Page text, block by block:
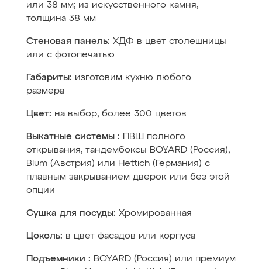
или 38 мм; из искусственного камня,
толщина 38 мм
Стеновая панель: ХДФ в цвет столешницы
или с фотопечатью
Габариты: изготовим кухню любого
размера
Цвет: на выбор, более 300 цветов
Выкатные системы :
ПВШ полного
открывания, тандембоксы BOYARD (Россия),
Blum (Австрия) или Hettich (Германия) с
плавным закрыванием дверок или без этой
опции
Сушка для посуды: Хромированная
Цоколь: в цвет фасадов или корпуса
Подъемники : BOYARD (Россия) или премиум